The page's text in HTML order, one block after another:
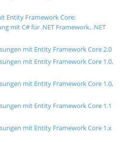
Entity Framework Core:
mit C# für .NET Framework, .NET
mit Entity Framework Core 2.0
mit Entity Framework Core 1.0,
mit Entity Framework Core 1.0,
mit Entity Framework Core 1.1
mit Entity Framework Core 1.x